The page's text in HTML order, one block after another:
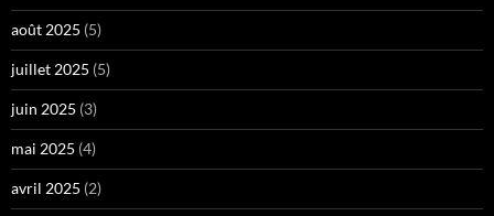
août 2025 (5)
juillet 2025 (5)
juin 2025 (3)
mai 2025 (4)
avril 2025 (2)